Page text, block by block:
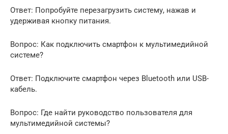
Ответ: Попробуйте перезагрузить систему, нажав и
удерживая кнопку питания.
Вопрос: Как подключить смартфон к мультимедийной
системе?
Ответ: Подключите смартфон через Bluetooth или USB-
кабель.
Вопрос: Где найти руководство пользователя для
мультимедийной системы?